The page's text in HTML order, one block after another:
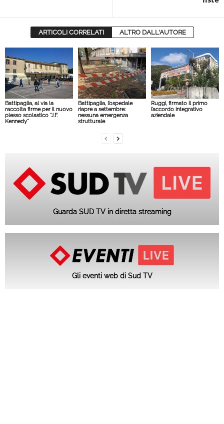
ARTICOLI CORRELATI ALTRO DALL'AUTORE
Battipaglia, al via la
raccolta firme per il nuovo
plesso scolastico “J.F.
Kennedy”
Battipaglia, l’ospedale
riapre a settembre:
nessuna emergenza
strutturale
Ruggi, firmato il primo
l’accordo integrativo
aziendale
Guarda SUD TV in diretta streaming
Gli eventi web di Sud TV